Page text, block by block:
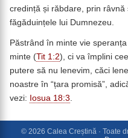
credință și răbdare, prin
făgăduințele lui Dumnezeu.
Păstrând în minte vie
minte (Tit 1:2), ci va împlini
putere să nu lenevim, căci
noastre în “țara promisă”,
vezi: Iosua 18:3.
© 2026 Calea Creștină · Toate